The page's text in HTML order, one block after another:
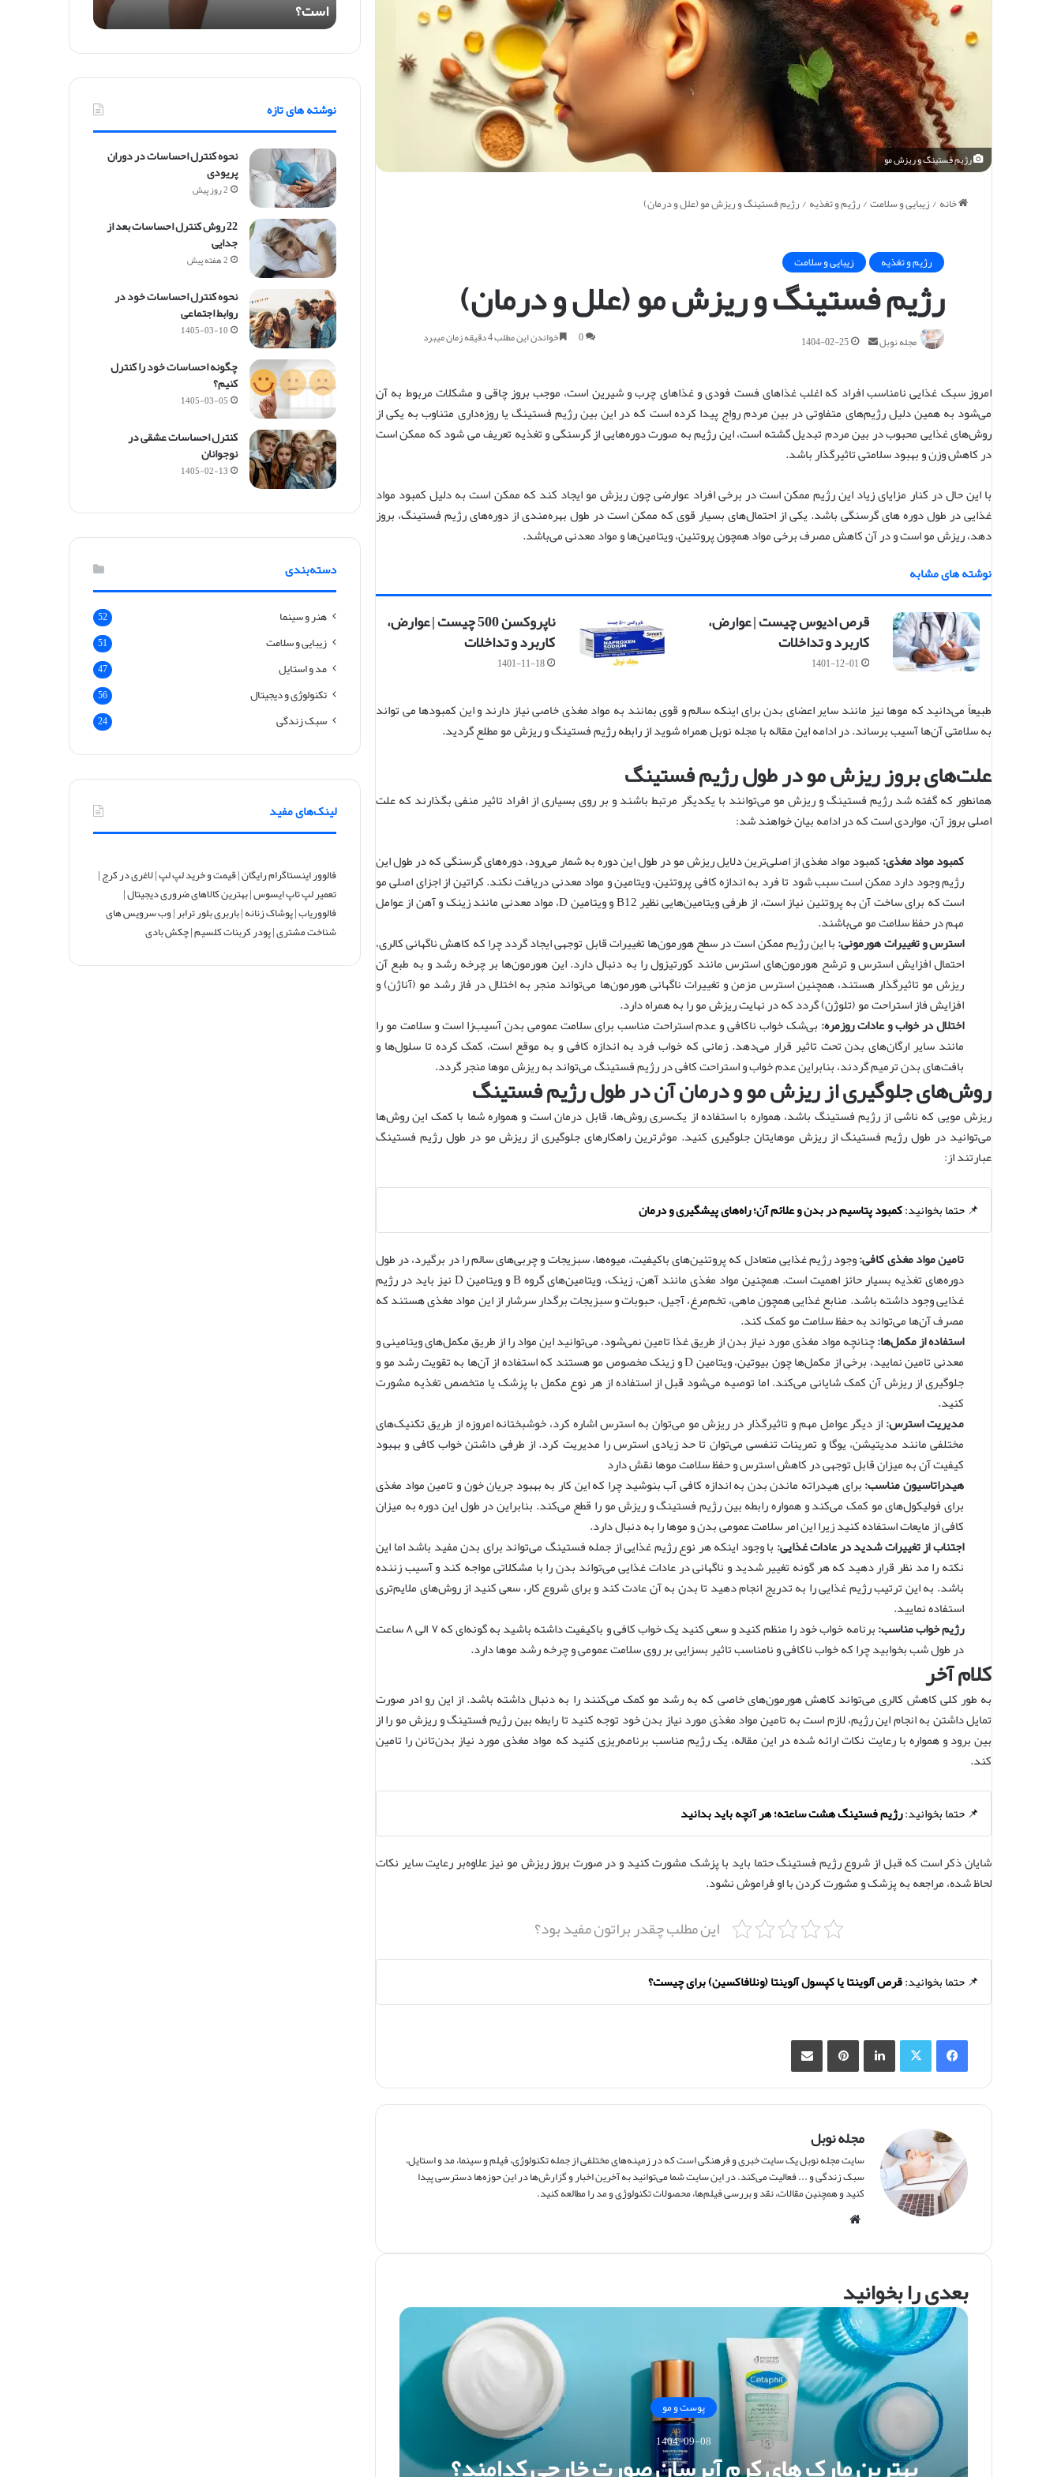
رژیم فستینگ و ریزش مو
خانه/زیبایی و سلامت/رژیم و تغذیه/رژیم فستینگ و ریزش مو (علل و درمان)
رژیم و تغذیه زیبایی و سلامت
رژیم فستینگ و ریزش مو (علل و درمان)
مجله نوبل
ا
ی
م
ل
1404-02-25
0 خواندن این مطلب 4 دقیقه زمان میبرد
امروز سبک غذایی نامناسب افراد که اغلب غذاهای فست فودی و غذاهای چرب و شیرین است، موجب بروز چاقی و مشکلات مربوط به آن
می‌شود به همین دلیل رژیم‌های متفاوتی در بین مردم رواج پیدا کرده است که در این بین رژیم فستینگ یا روزه‌داری متناوب به یکی از
روش‌های غذایی محبوب در بین مردم تبدیل گشته است، این رژیم به صورت دوره‌هایی از گرسنگی و تغذیه تعریف می شود که ممکن است
در کاهش وزن و بهبود سلامتی تاثیرگذار باشد.
با این حال در کنار مزایای زیاد این رژیم ممکن است در برخی افراد عوارضی چون ریزش مو ایجاد کند که ممکن است به دلیل کمبود مواد
غذایی در طول دوره های گرسنگی باشد. یکی از احتمال‌های بسیار قوی که ممکن است در طول بهره‌مندی از دوره‌های رژیم فستینگ، بروز
دهد، ریزش مو است و در آن کاهش مصرف برخی مواد همچون پروتئین، ویتامین‌ها و مواد معدنی می‌باشد.
نوشته های مشابه
قرص ادیوس چیست | عوارض،
کاربرد و تداخلات
1401-12-01
ناپروکسن 500 چیست | عوارض،
کاربرد و تداخلات
1401-11-18
طبیعاً می‌دانید که مو‌ها نیز مانند سایر اعضای بدن برای اینکه سالم و قوی بمانند به مواد مغذی خاصی نیاز دارند‌ و این کمبودها می تواند
به سلامتی آن‌ها آسیب برساند. در ادامه این مقاله بامجله نوبلهمراه شوید از رابطه رژیم فستینگ و ریزش مو مطلع گردید.
علت‌های بروز ریزش مو در طول رژیم فستینگ
همانطور که گفته شد رژیم فستینگ و ریزش مو می‌توانند با یکدیگر مرتبط باشند و بر روی بسیاری از افراد تاثیر منفی بگذارند که علت
اصلی بروز آن، مواردی است که در ادامه بیان خواهند شد:
کمبود مواد مغذی:کمبود مواد مغذی از اصلی‌ترین دلایل ریزش مو در طول این دوره به شمار می‌رود، دوره‌های گرسنگی که در طول این
رژیم وجود دارد ممکن است سبب شود تا فرد به اندازه کافی پروتئین، ویتامین و مواد معدنی دریافت نکند. کراتین از اجزای اصلی مو
است که برای ساخت آن به پروتئین نیاز است، از طرفی ویتامین‌هایی نظیر B12 و ویتامین D، مواد معدنی مانند زینک و آهن از عوامل
مهم در حفظ سلامت مو می‌باشند.
استرس و تغییرات هورمونی:با این رژیم ممکن است در سطح هورمون‌ها تغییرات قابل توجهی ایجاد گردد چرا که کاهش ناگهانی کالری،
احتمال افزایش استرس و ترشح هورمون‌های استرس مانند کورتیزول را به دنبال دارد. این هورمون‌ها بر چرخه رشد و به طبع آن
ریزش مو تاثیرگذار هستند، همچنین استرس مزمن و تغییرات ناگهانی هورمون‌ها می‌تواند منجر به اختلال در فاز رشد مو (آناژن) و
افزایش فاز استراحت مو (تلوژن) گردد که در نهایت ریزش مو را به همراه دارد.
اختلال در خواب و عادات روزمره: بی‌شک خواب ناکافی و عدم استراحت مناسب برای سلامت عمومی بدن آسیب‌زا است و سلامت مو را
مانند سایر ارگان‌های بدن تحت تاثیر قرار می‌دهد. زمانی که خواب فرد به اندازه کافی و به موقع است، کمک کرده تا سلول‌ها و
بافت‌های بدن ترمیم گردند، بنابراین عدم خواب و استراحت کافی در رژیم فستینگ می‌تواند به ریزش موها منجر گردد.
روش‌های جلوگیری از ریزش مو و درمان آن در طول رژیم فستینگ
ریزش مویی که ناشی از رژیم فستینگ باشد، همواره با استفاده از یک‌سری روش‌ها، قابل درمان است و همواره شما با کمک این روش‌ها
می‌توانید در طول رژیم فستینگ از ریزش موهایتان جلوگیری کنید. موثر‌ترین راهکارهای جلوگیری از ریزش مو در طول رژیم فستینگ
عبارتند از:
📌 حتما بخوانید:کمبود پتاسیم در بدن و علائم آن؛ راه‌های پیشگیری و درمان
تامین مواد مغذی کافی:وجود رژیم غذایی متعادل که پروتئین‌های با‌کیفیت، میوه‌ها، سبزیجات و چربی‌های سالم را در برگیرد، در طول
دوره‌های تغذیه بسیار حائز اهمیت است‌. همچنین مواد مغذی مانند آهن، زینک، ویتامین‌های گروه B و ویتامین D نیز باید در رژیم
غذایی وجود داشته باشد. منابع غذایی همچون ماهی، تخم‌مرغ، آجیل، حبوبات و سبزیجات برگدار سرشار از این مواد مغذی هستند که
مصرف آن‌ها می‌تواند به حفظ سلامت مو کمک کند.
استفاده از مکمل‌ها:چنانچه مواد مغذی مورد نیاز بدن از طریق غذا تامین نمی‌شود، می‌توانید این مواد را از طریق مکمل‌های ویتامینی و
معدنی تامین نمایید، برخی از مکمل‌ها چون بیوتین، ویتامین D و زینک مخصوص مو هستند که استفاده از آن‌ها به تقویت رشد مو و
جلوگیری از ریزش آن کمک شایانی می‌کند. اما توصیه می‌شود قبل از استفاده از هر نوع مکمل با پزشک یا متخصص تغذیه مشورت
کنید‌.
مدیریت استرس:از دیگر عوامل مهم و تاثیرگذار در ریزش مو می‌توان به استرس اشاره کرد، خوشبختانه امروزه از طریق تکنیک‌های
مختلفی مانند مدیتیشن، یوگا و تمرینات تنفسی می‌توان تا حد زیادی استرس را مدیریت کرد. از طرفی داشتن خواب کافی و بهبود
کیفیت آن به میزان قابل توجهی در کاهش استرس و حفظ سلامت موها نقش دارد
هیدراتاسیون مناسب:برای هیدراته ماندن بدن به اندازه کافی آب بنوشید چرا که این کار به بهبود جریان خون و تامین مواد مغذی
برای فولیکول‌های مو کمک می‌کند‌ و همواره رابطه بین رژیم فستینگ و ریزش مو را قطع می‌کند. بنابراین در طول این دوره به میزان
کافی از مایعات استفاده کنید زیرا این امر سلامت عمومی بدن و موها را به دنبال دارد.
اجتناب از تغییرات شدید در عادات غذایی: با وجود اینکه هر نوع رژیم غذایی از جمله فستینگ می‌تواند برای بدن مفید باشد اما این
نکته را مد نظر قرار دهید که هر گونه تغییر شدید و ناگهانی در عادات غذایی می‌تواند بدن را با مشکلاتی مواجه کند و آسیب زننده
باشد. به این ترتیب رژیم غذایی را به تدریج انجام دهید تا بدن به آن عادت کند و برای شروع کار، سعی کنید از روش‌‌های ملایم‌تری
استفاده نمایید.
رژیم خواب مناسب:
برنامه خواب خود را منظم کنید و سعی کنید یک خواب کافی و با‌کیفیت داشته باشید به گونه‌ای که ۷ الی ۸ ساعت
در طول شب بخوابید چرا که خواب ناکافی و نامناسب تاثیر بسزایی بر روی سلامت عمومی و چرخه رشد موها دارد‌.
کلام آخر
به طور کلی کاهش کالری می‌تواند کاهش هورمون‌های خاصی که به رشد مو کمک می‌کنند را به دنبال داشته باشد. از این رو ادر صورت
تمایل داشتن به انجام این رژیم، لازم است به تامین مواد مغذی مورد نیاز بدن خود توجه کنید تا رابطه بین رژیم فستینگ و ریزش مو را از
بین برود و همواره با رعایت نکات ارائه شده در این مقاله، یک رژیم مناسب برنامه‌ریزی کنید که مواد مغذی مورد نیاز بدن‌‌تانن را تامین
کند.
📌 حتما بخوانید:رژیم فستینگ هشت ساعته؛ هر آنچه باید بدانید
شایان ذکر است که قبل از شروع رژیم فستینگ حتما باید با پزشک مشورت کنید و در صورت بروز ریزش مو نیز علاوه‌بر رعایت سایر نکات
لحاظ شده، مراجعه به پزشک و مشورت کردن با او فراموش نشود.
این مطلب چقدر براتون مفید بود؟
📌 حتما بخوانید:قرص آلوینتا یا کپسول آلوینتا (ونلافاکسین) برای چیست؟
فیس بوک X لینکدین ‫پین‌ترست
مجله نوبل
سایت مجله نوبل یک سایت خبری و فرهنگی است که در زمینه‌های مختلفی از جمله تکنولوژی، فیلم و سینما، مد و استایل،
سبک زندگی و ... فعالیت می‌کند. در این سایت شما می‌توانید به آخرین اخبار و گزارش‌ها در این حوزه‌ها دسترسی پیدا
کنید و همچنین مقالات، نقد و بررسی فیلم‌ها، محصولات تکنولوژی و مد را مطالعه کنید.
بعدی را بخوانید
پوست و مو
1404-09-08
ر
ا
ر
ی
ر
ا
ی
خ
ا
ن
م‌
ه
ا
ک
د
ا
م
ا
س
ت
؟
است؟
نوشته های تازه
نحوه کنترل احساسات در دوران
پریودی
2 روز پیش
22 روش کنترل احساسات بعد از
جدایی
2 هفته پیش
نحوه کنترل احساسات خود در
روابط اجتماعی
1405-03-10
چگونه احساسات خود را کنترل
کنیم؟
1405-03-05
کنترل احساسات عشقی در
نوجوانان
1405-02-13
دسته‌بندی
هنر و سینما 52
زیبایی و سلامت 51
مد و استایل 47
تکنولوژی و دیجیتال 56
سبک زندگی 24
لینک‌های مفید
فالوور اینستاگرام رایگان|قیمت و خرید لپ لپ|لاغری در کرج|
تعمیر لپ تاپ ایسوس|بهترین کالاهای ضروری دیجیتال|
فالووریاب|پوشاک زنانه|باربری بلور ترابر|وب سرویس های
شناخت مشتری|پودر کربنات کلسیم|چکش بادی